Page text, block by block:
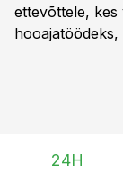
ettevõttele, kes
on suurim
24H